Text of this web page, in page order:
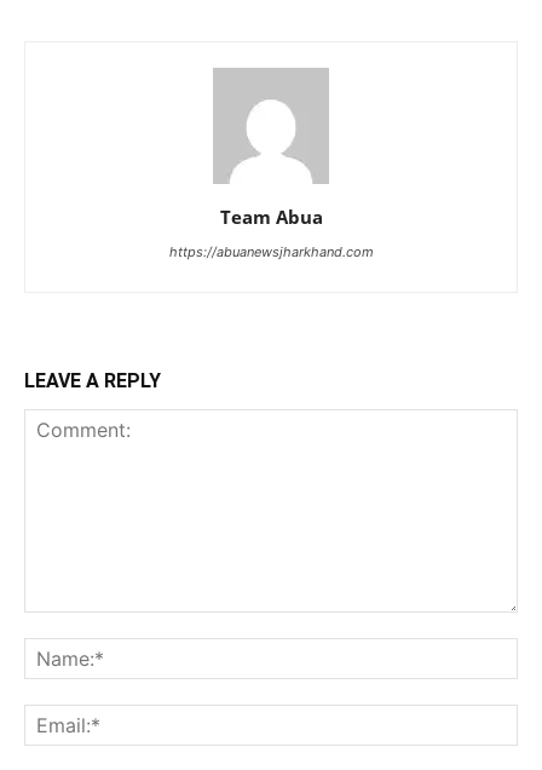
Team Abua
https://abuanewsjharkhand.com
LEAVE A REPLY